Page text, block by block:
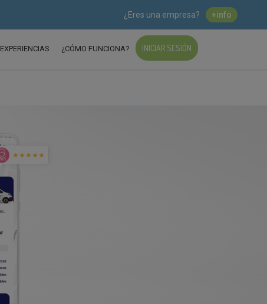
¿Eres una empresa? +info
EXPERIENCIAS ¿CÓMO FUNCIONA? INICIAR SESIÓN